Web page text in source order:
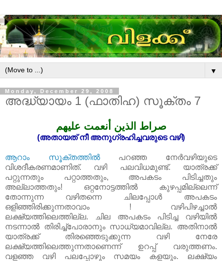
▼
Monday, December 29, 2008
അദ്ധ്യായം 1 (ഫാതിഹ) സൂക്തം 7
صراط الذين أنعمت عليهم
(അതായത്‌ നീ അനുഗ്രഹിച്ചവരുടെ വഴി)
ആറാം സൂക്തത്തില്‍ പറഞ്ഞ നേര്‍വഴിയുടെ
വിശദീകരണമാണിത്‌. വഴി പലവിധമുണ്ട്‌. യാത്രക്ക്‌
പറ്റുന്നതും പറ്റാത്തതും, അപകടം പിടിച്ചതും
അല്ലാത്തതും! ഒറ്റനോട്ടത്തില്‍ കുഴപ്പമില്ലെന്ന്
തോന്നുന്ന വഴിതന്നെ ചിലപ്പോള്‍ അപകടം
ഒളിഞ്ഞിരിക്കുന്നതാവാം ! വഴിപിഴച്ചാല്‍
ലക്ഷ്യത്തിലെത്തില്ല. ചില അപകടം പിടിച്ച വഴിയില്‍
നടന്നാല്‍ തിരിച്ച്പോരാനും സാധ്യമാവില്ല. അതിനാല്‍
യാത്രക്ക്‌ തിരഞ്ഞെടുക്കുന്ന വഴി നേരേ
ലക്ഷ്യത്തിലെത്തുന്നതാണെന്ന് ഉറപ്പ്‌ വരുത്തണം.
വളഞ്ഞ വഴി പലപ്പോഴും സമയം കളയും. ലക്ഷ്യം